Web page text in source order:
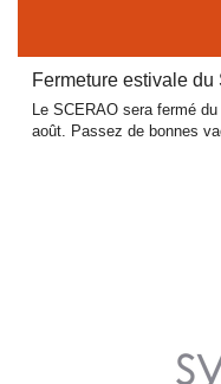
Fermeture estivale du
Le SCERAO sera fermé
août. Passez de bonnes